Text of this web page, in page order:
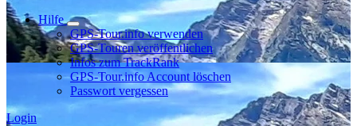
Hilfe
GPS-Tour.info verwenden
GPS-Touren veröffentlichen
Infos zum TrackRank
GPS-Tour.info Account löschen
Passwort vergessen
Login